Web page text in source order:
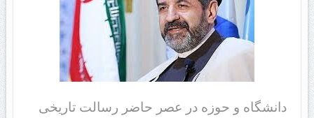
دانشگاه و حوزه در عصر حاضر رسالت تاریخی